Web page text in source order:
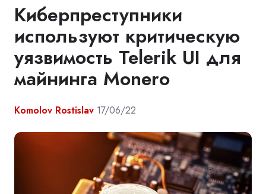
Киберпреступники
используют критическую
уязвимость Telerik UI для
майнинга Monero
Komolov Rostislav 17/06/22